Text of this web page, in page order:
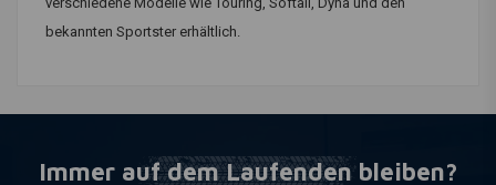
bekannten Sportster erhältlich.
Immer auf dem Laufenden bleiben?